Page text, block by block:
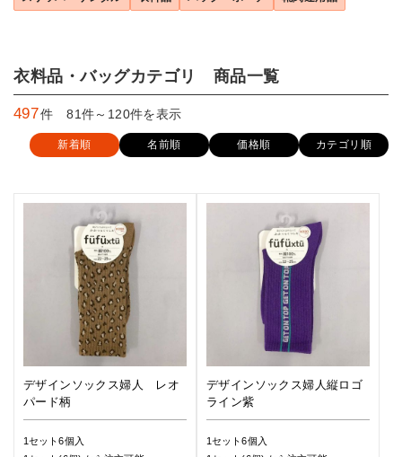
衣料品・バッグカテゴリ 商品一覧
497件 81件～120件を表示
新着順 名前順 価格順 カテゴリ順
デザインソックス婦人 レオ
パード柄
1セット6個入
デザインソックス婦人縦ロゴ
ライン紫
1セット6個入